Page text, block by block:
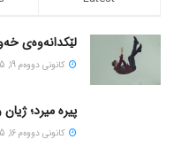
لێکدانەوەی
كانونی دووه‌م 19, 2025
پیره میرد؛
كانونی دووه‌م 16, 2025